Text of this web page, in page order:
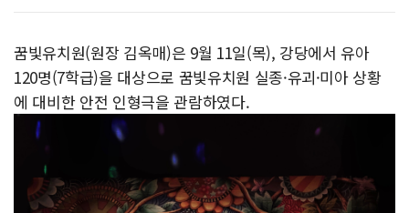
꿈빛유치원(원장 김옥매)은 9월 11일(목), 강당에서 유아
120명(7학급)을 대상으로 꿈빛유치원 실종·유괴·미아 상황
에 대비한 안전 인형극을 관람하였다.